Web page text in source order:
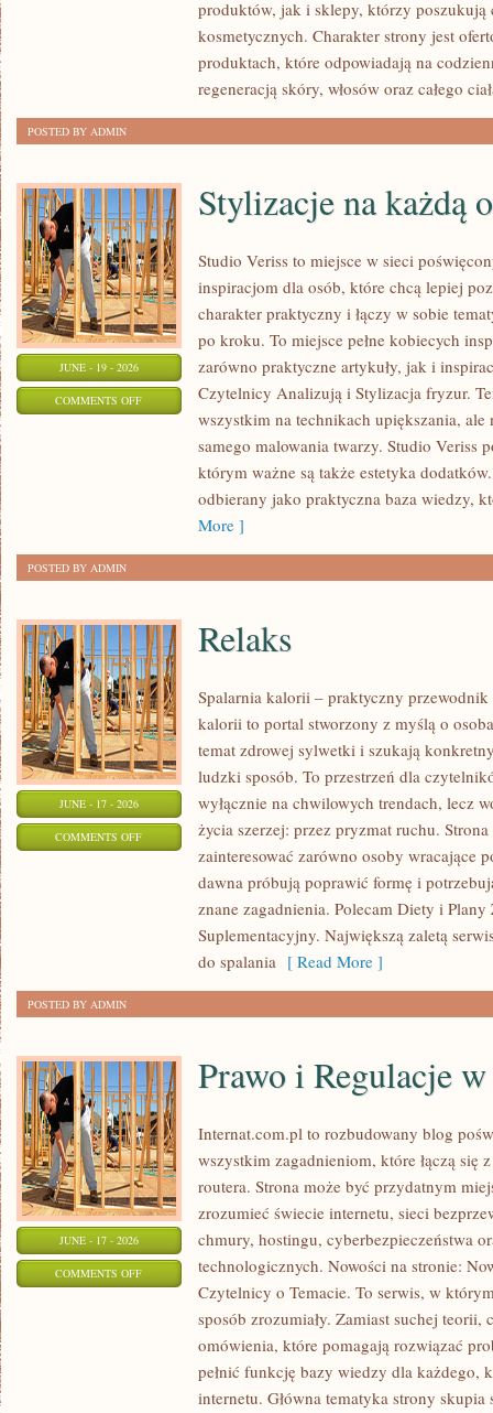
produktów, jak i sklepy, którzy poszukują
kosmetycznych. Charakter strony jest
produktach, które odpowiadają na
regeneracją skóry, włosów oraz całego
POSTED BY ADMIN
JUNE - 19 - 2026
COMMENTS OFFON
STYLIZACJE
Stylizacje na każdą
Studio Veriss to miejsce w sieci
inspiracjom dla osób, które chcą lepiej
charakter praktyczny i łączy w sobie
po kroku. To miejsce pełne kobiecych
zarówno praktyczne artykuły, jak i
Czytelnicy Analizują i Stylizacja fryzur.
wszystkim na technikach upiększania, ale
samego malowania twarzy. Studio Veriss
którym ważne są także estetyka
odbierany jako praktyczna baza wiedzy,
More ]
POSTED BY ADMIN
JUNE - 17 - 2026
COMMENTS OFFON
Relaks
Spalarnia kalorii – praktyczny
kalorii to portal stworzony z myślą o
temat zdrowej sylwetki i szukają
ludzki sposób. To przestrzeń dla
wyłącznie na chwilowych trendach, lecz
życia szerzej: przez pryzmat ruchu.
zainteresować zarówno osoby wracające
dawna próbują poprawić formę i
znane zagadnienia. Polecam Diety i
Suplementacyjny. Największą zaletą
do spalania [ Read More ]
POSTED BY ADMIN
JUNE - 17 - 2026
COMMENTS OFFON
REGULACJE
Prawo i Regulacje
Internat.com.pl to rozbudowany blog
wszystkim zagadnieniom, które łączą się
routera. Strona może być przydatnym
zrozumieć świecie internetu, sieci
chmury, hostingu, cyberbezpieczeństwa
technologicznych. Nowości na stronie:
Czytelnicy o Temacie. To serwis, w
sposób zrozumiały. Zamiast suchej
omówienia, które pomagają rozwiązać
pełnić funkcję bazy wiedzy dla każdego,
internetu. Główna tematyka strony skupia